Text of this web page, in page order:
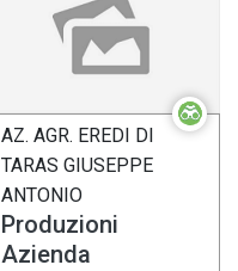
AZ. AGR. EREDI DI
TARAS GIUSEPPE
ANTONIO
Produzioni
Azienda